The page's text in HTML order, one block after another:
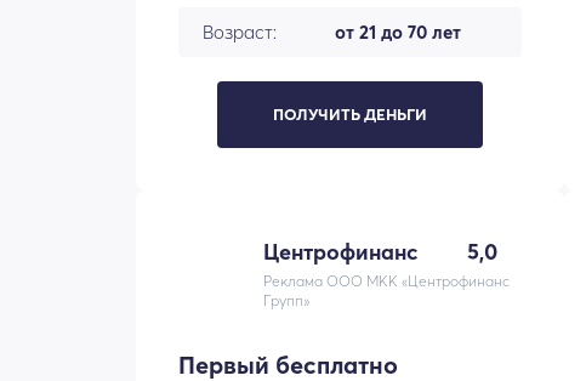
Возраст: от 21 до 70 лет
ПОЛУЧИТЬ ДЕНЬГИ
Центрофинанс 5,0
Реклама ООО МКК «Центрофинанс
Групп»
Первый бесплатно